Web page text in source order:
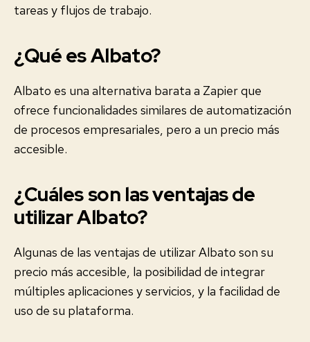
tareas y flujos de trabajo.
¿Qué es Albato?
Albato es una alternativa barata a Zapier que
ofrece funcionalidades similares de automatización
de procesos empresariales, pero a un precio más
accesible.
¿Cuáles son las ventajas de
utilizar Albato?
Algunas de las ventajas de utilizar Albato son su
precio más accesible, la posibilidad de integrar
múltiples aplicaciones y servicios, y la facilidad de
uso de su plataforma.